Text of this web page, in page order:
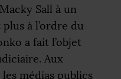
Sall à un
à l’ordre du
a fait l’objet
Aux
médias publics